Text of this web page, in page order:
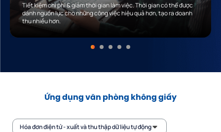
Tiết kiệm chi phí & giảm thời gian làm việc. Thời gian có thể được
dành nguồn lực cho những công việc hiệu quả hơn, tạo ra doanh
thu nhiều hơn.
Ứng dụng văn phòng không giấy
Hóa đơn điện tử - xuất và thu thập dữ liệu tự động